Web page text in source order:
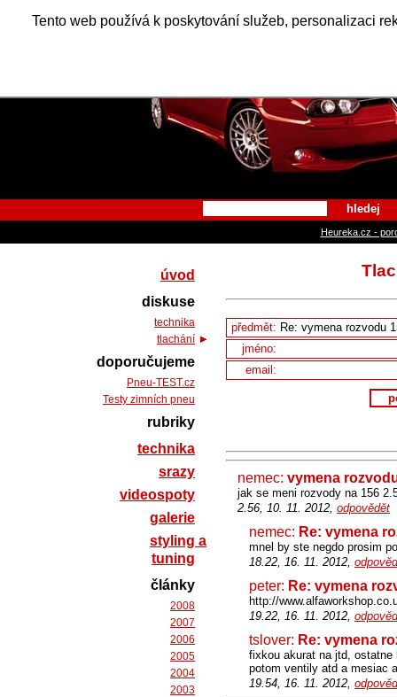
Tento web používá k poskytování služeb, personalizaci
Alfa
hledej
Heureka.cz -
předmět:
jméno:
email:
nemec: vymena
jak se meni rozvody na 156
2.56, 10. 11. 2012, odpovědět
nemec: Re: vymena
mnel by ste negdo prosim
18.22, 16. 11. 2012,
peter: Re: vymena
http://
19.22, 16. 11. 2012,
tslover: Re: vymena
fixkou akurat na jtd,
potom ventily atd a mesiac
19.54, 16. 11. 2012,
úvod
diskuse
technika
tlachání
doporučujeme
Pneu-TEST.cz
Testy zimních pneu
rubriky
technika
srazy
videospoty
galerie
styling a
tuning
články
2008
2007
2006
2005
2004
2003